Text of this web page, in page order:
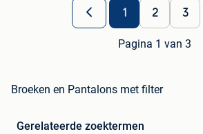
1 2 3
Pagina 1 van 3
Broeken en Pantalons met filter
Gerelateerde zoektermen